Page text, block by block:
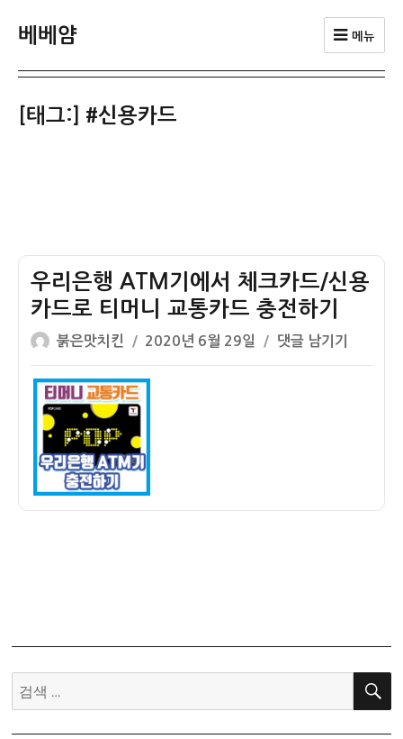
베베얌 메뉴
[태그:] #신용카드
우리은행 ATM기에서 체크카드/신용
카드로 티머니 교통카드 충전하기
글
쓴
이
붉은맛치킨
작
성
일
2020년 6월 29일
우
리
댓글 남기기
검
색:
검